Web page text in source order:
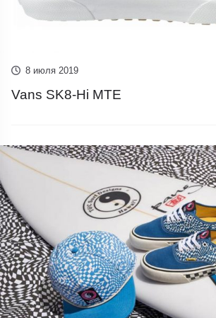
8 июля 2019
Vans SK8-Hi MTE